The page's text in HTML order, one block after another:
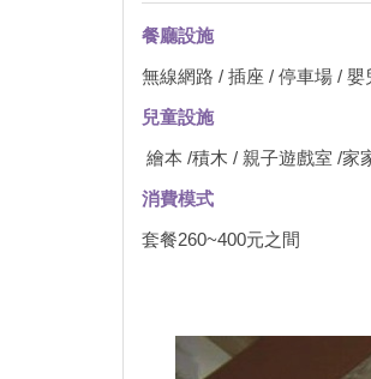
餐廳設施
無線網路 / 插座 / 停車場 /
兒童設施
繪本 /積木 / 親子遊戲室 /家
消費模式
套餐260~400元之間